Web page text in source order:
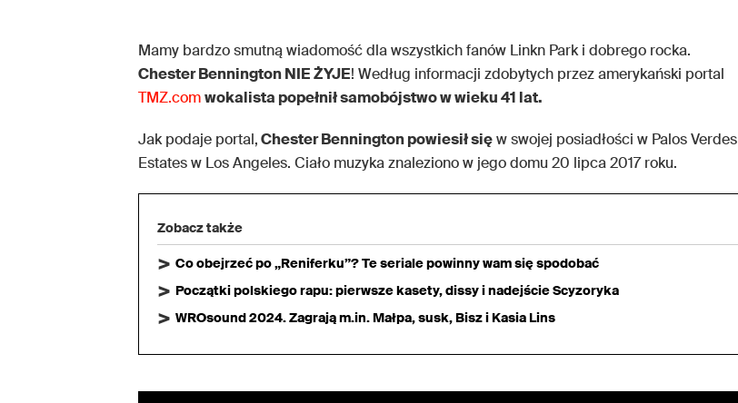
Mamy bardzo smutną wiadomość dla wszystkich fanów Linkn Park i dobrego rocka.
Chester Bennington NIE ŻYJE! Według informacji zdobytych przez amerykański portal
TMZ.comwokalista popełnił samobójstwo w wieku 41 lat.
Jak podaje portal,Chester Bennington powiesił sięw swojej posiadłości w Palos Verdes
Estates w Los Angeles. Ciało muzyka znaleziono w jego domu 20 lipca 2017 roku.
Zobacz także
Co obejrzeć po „Reniferku”? Te seriale powinny wam się spodobać
Początki polskiego rapu: pierwsze kasety, dissy i nadejście Scyzoryka
WROsound 2024. Zagrają m.in. Małpa, susk, Bisz i Kasia Lins